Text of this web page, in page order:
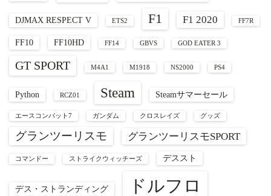
DJMAX RESPECT V ETS2 F1 F1 2020 FF7R
FF10 FF10HD FF14 GBVS GOD EATER 3
GT SPORT M4A1 M1918 NS2000 PS4
Python RCZ01 Steam Steamサマーセール
エースコンバット7 ガンダム クロスレイズ グッズ
グランツーリスモ グランツーリスモSPORT
コマンドー ストライクウィッチーズ デススト
デス・ストランディング ドルフロ